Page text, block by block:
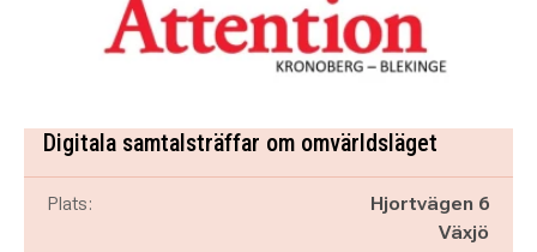
Digitala samtalsträffar om omvärldsläget
Plats:
Hjortvägen 6
Växjö